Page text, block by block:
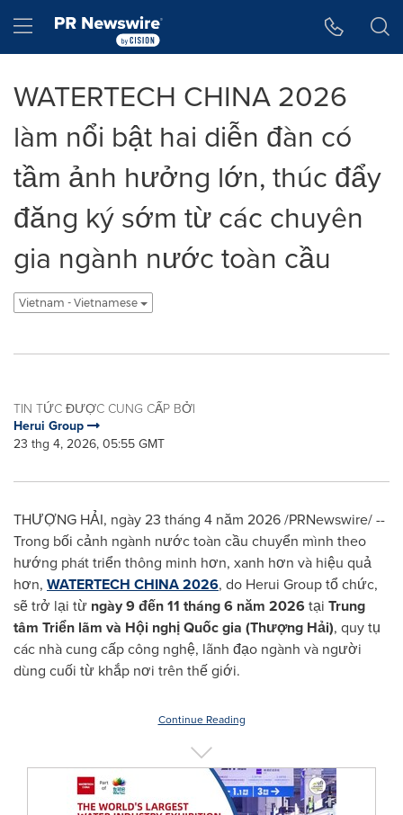
Hamburger menu
WATERTECH CHINA 2026
làm nổi bật hai diễn đàn có
tầm ảnh hưởng lớn, thúc đẩy
đăng ký sớm từ các chuyên
gia ngành nước toàn cầu
Vietnam - Vietnamese
TIN TỨC ĐƯỢC CUNG CẤP BỞI
Herui Group
23 thg 4, 2026, 05:55 GMT
THƯỢNG HẢI, ngày 23 tháng 4 năm 2026 /PRNewswire/ --
Trong bối cảnh ngành nước toàn cầu chuyển mình theo
hướng phát triển thông minh hơn, xanh hơn và hiệu quả
hơn, WATERTECH CHINA 2026, do Herui Group tổ chức,
sẽ trở lại từ ngày 9 đến 11 tháng 6 năm 2026tại Trung
tâm Triển lãm và Hội nghị Quốc gia (Thượng Hải), quy tụ
các nhà cung cấp công nghệ, lãnh đạo ngành và người
dùng cuối từ khắp nơi trên thế giới.
Continue Reading